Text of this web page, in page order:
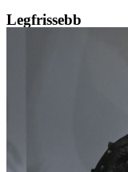
Legfrissebb